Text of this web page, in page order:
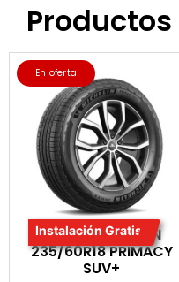
¡En oferta!
Instalación Gratis
LLANTA MICHELIN
235/60R18 PRIMACY
SUV+